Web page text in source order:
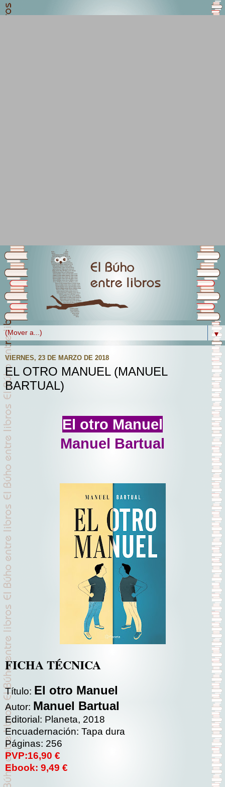
▼
VIERNES, 23 DE MARZO DE 2018
EL OTRO MANUEL (MANUEL
BARTUAL)
El otro Manuel
Manuel Bartual
FICHA TÉCNICA
Título: El otro Manuel
Autor: Manuel Bartual
Editorial: Planeta, 2018
Encuadernación: Tapa dura
Páginas: 256
PVP:16,90 €
Ebook: 9,49 €